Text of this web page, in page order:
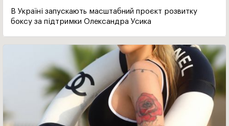
В Україні запускають масштабний проєкт розвитку
боксу за підтримки Олександра Усика